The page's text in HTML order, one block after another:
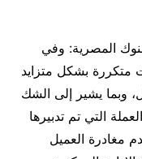
المصرية: وفي
بشكل متزايد
وبما يشير إلى الشك
التي تم تدبيرها
مغادرة العميل